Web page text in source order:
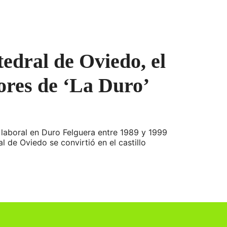
de Oviedo, el
de ‘La Duro’
en Duro Felguera entre 1989 y 1999
de Oviedo se convirtió en el castillo